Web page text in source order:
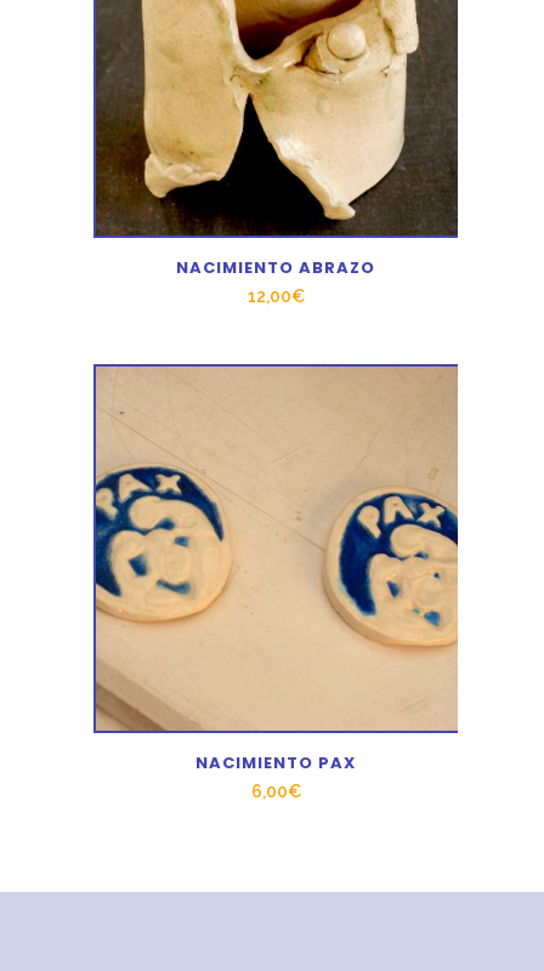
NACIMIENTO ABRAZO
12,00€
NACIMIENTO PAX
6,00€